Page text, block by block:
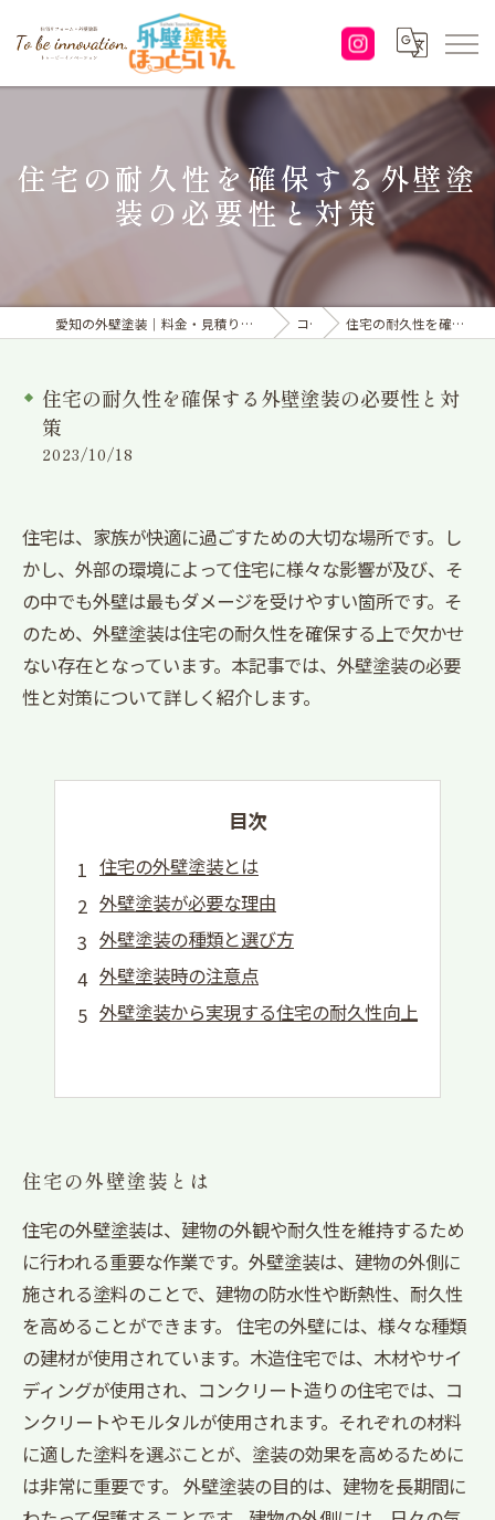
住宅の耐久性を確保する外壁塗
装の必要性と対策
愛知の外壁塗装｜料金・見積り｜塗り替えなら「株式会社To be innovation.」へ コラム 住宅の耐久性を確保する外壁塗装の必要性と対策
住宅の耐久性を確保する外壁塗装の必要性と対
策
2023/10/18
住宅は、家族が快適に過ごすための大切な場所です。し
かし、外部の環境によって住宅に様々な影響が及び、そ
の中でも外壁は最もダメージを受けやすい箇所です。そ
のため、外壁塗装は住宅の耐久性を確保する上で欠かせ
ない存在となっています。本記事では、外壁塗装の必要
性と対策について詳しく紹介します。
目次
住宅の外壁塗装とは
外壁塗装が必要な理由
外壁塗装の種類と選び方
外壁塗装時の注意点
外壁塗装から実現する住宅の耐久性向上
住宅の外壁塗装とは
住宅の外壁塗装は、建物の外観や耐久性を維持するため
に行われる重要な作業です。外壁塗装は、建物の外側に
施される塗料のことで、建物の防水性や断熱性、耐久性
を高めることができます。 住宅の外壁には、様々な種類
の建材が使用されています。木造住宅では、木材やサイ
ディングが使用され、コンクリート造りの住宅では、コ
ンクリートやモルタルが使用されます。それぞれの材料
に適した塗料を選ぶことが、塗装の効果を高めるために
は非常に重要です。 外壁塗装の目的は、建物を長期間に